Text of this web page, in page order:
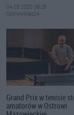
04.03.2020 08:26
OstrowMaz24
Grand Prix w tenisie
amatorów w Ostrowi